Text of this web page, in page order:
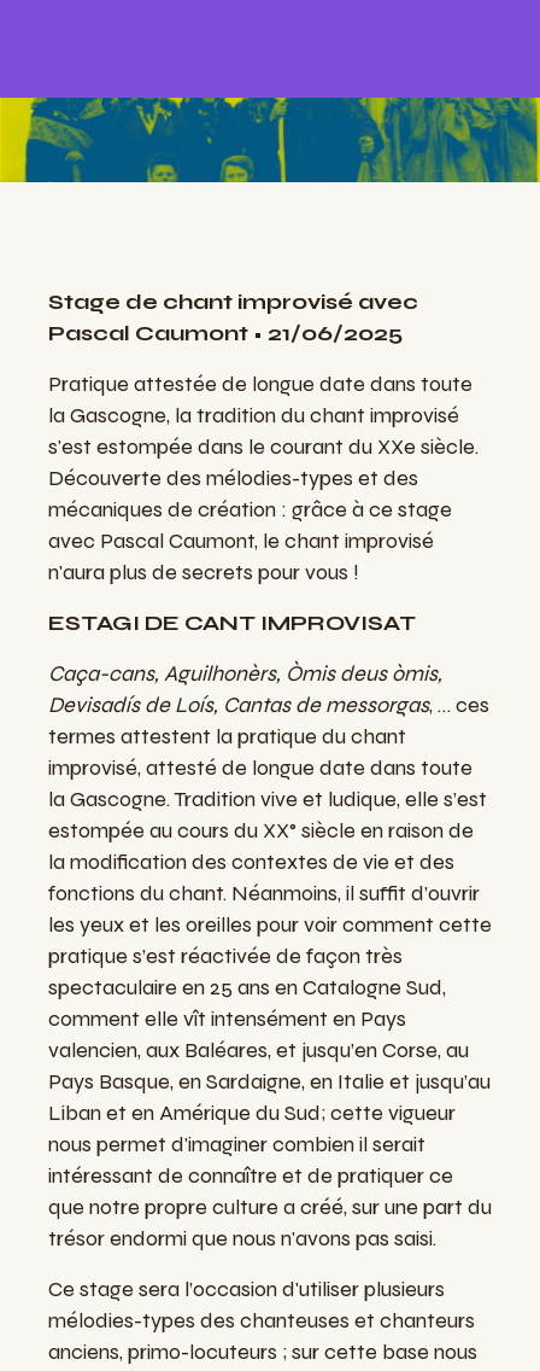
Stage de chant improvisé avec
Pascal Caumont • 21/06/2025
Pratique attestée de longue date dans toute
la Gascogne, la tradition du chant improvisé
s'est estompée dans le courant du XXe siècle.
Découverte des mélodies-types et des
mécaniques de création : grâce à ce stage
avec Pascal Caumont, le chant improvisé
n'aura plus de secrets pour vous !
ESTAGI DE CANT IMPROVISAT
Caça-cans, Aguilhonèrs, Òmis deus òmis,
Devisadís de Loís, Cantas de messorgas, … ces
termes attestent la pratique du chant
improvisé, attesté de longue date dans toute
la Gascogne. Tradition vive et ludique, elle s’est
estompée au cours du XX° siècle en raison de
la modification des contextes de vie et des
fonctions du chant. Néanmoins, il suffit d’ouvrir
les yeux et les oreilles pour voir comment cette
pratique s’est réactivée de façon très
spectaculaire en 25 ans en Catalogne Sud,
comment elle vît intensément en Pays
valencien, aux Baléares, et jusqu’en Corse, au
Pays Basque, en Sardaigne, en Italie et jusqu’au
Liban et en Amérique du Sud; cette vigueur
nous permet d'imaginer combien il serait
intéressant de connaître et de pratiquer ce
que notre propre culture a créé, sur une part du
trésor endormi que nous n'avons pas saisi.
Ce stage sera l’occasion d'utiliser plusieurs
mélodies-types des chanteuses et chanteurs
anciens, primo-locuteurs ; sur cette base nous